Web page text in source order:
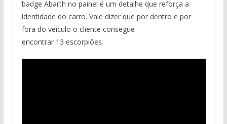
badge Abarth no painel é um detalhe que reforça a
identidade do carro. Vale dizer que por dentro e por
fora do veículo o cliente consegue
encontrar 13 escorpiões.